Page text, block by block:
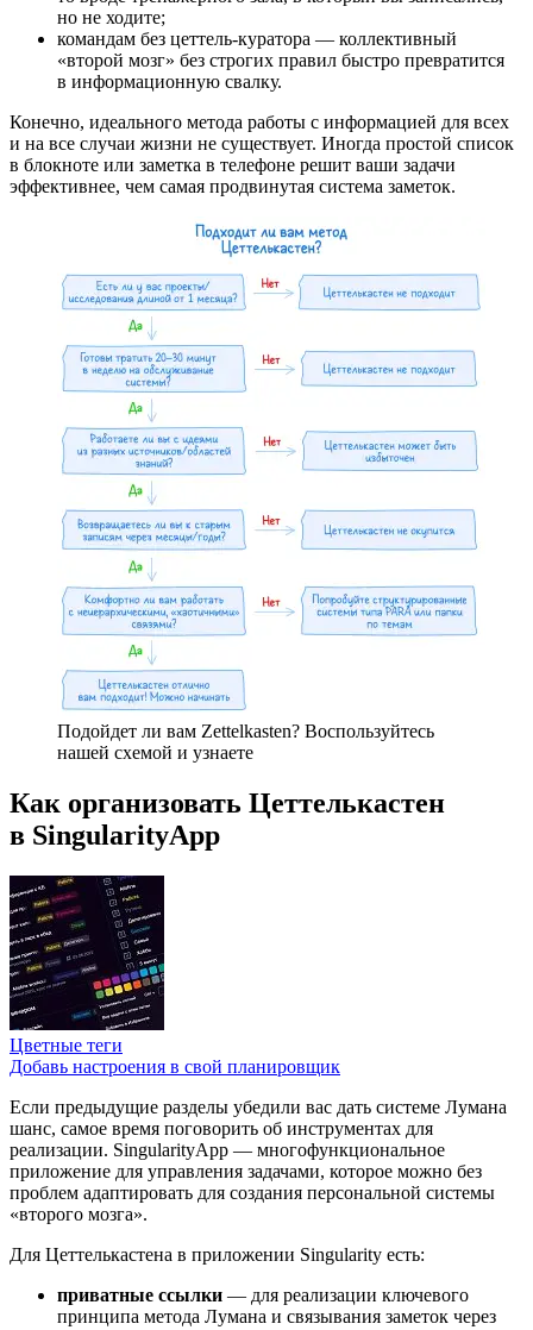
но не ходите;
командам без цеттель-куратора — коллективный
«второй мозг» без строгих правил быстро превратится
в информационную свалку.
Конечно, идеального метода работы с информацией для всех
и на все случаи жизни не существует. Иногда простой список
в блокноте или заметка в телефоне решит ваши задачи
эффективнее, чем самая продвинутая система заметок.
Подойдет ли вам Zettelkasten? Воспользуйтесь
нашей схемой и узнаете
Как организовать Цеттелькастен
в SingularityApp
Цветные теги
Добавь настроения в свой планировщик
Если предыдущие разделы убедили вас дать системе Лумана
шанс, самое время поговорить об инструментах для
реализации. SingularityApp — многофункциональное
приложение для управления задачами, которое можно без
проблем адаптировать для создания персональной системы
«второго мозга».
Для Цеттелькастена в приложении Singularity есть:
приватные ссылки — для реализации ключевого
принципа метода Лумана и связывания заметок через